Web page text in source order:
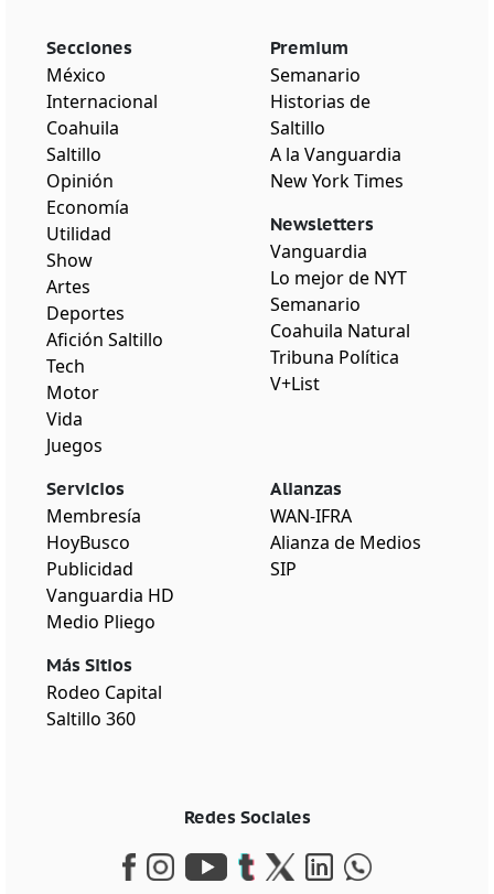
Secciones
México
Internacional
Coahuila
Saltillo
Opinión
Economía
Utilidad
Show
Artes
Deportes
Afición Saltillo
Tech
Motor
Vida
Juegos
Premium
Semanario
Historias de
Saltillo
A la Vanguardia
New York Times
Newsletters
Vanguardia
Lo mejor de NYT
Semanario
Coahuila Natural
Tribuna Política
V+List
Servicios
Membresía
HoyBusco
Publicidad
Vanguardia HD
Medio Pliego
Más Sitios
Rodeo Capital
Saltillo 360
Alianzas
WAN-IFRA
Alianza de Medios
SIP
Redes Sociales